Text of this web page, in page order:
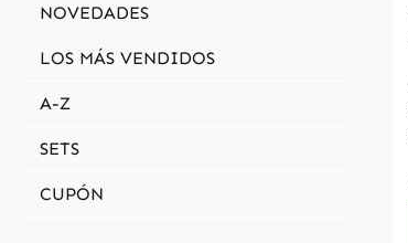
NOVEDADES
LOS MÁS VENDIDOS
A-Z
SETS
CUPÓN